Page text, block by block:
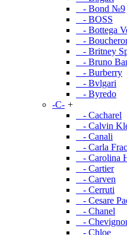
- Bond №9
- BOSS
- Bottega
-
- Britney
- Bruno
- Burberry
- Bvlgari
- Byredo
-C- +
- Cacharel
- Calvin
- Canali
- Carla
- Carolina
- Cartier
- Carven
- Cerruti
- Cesare
- Chanel
-
- Chloe